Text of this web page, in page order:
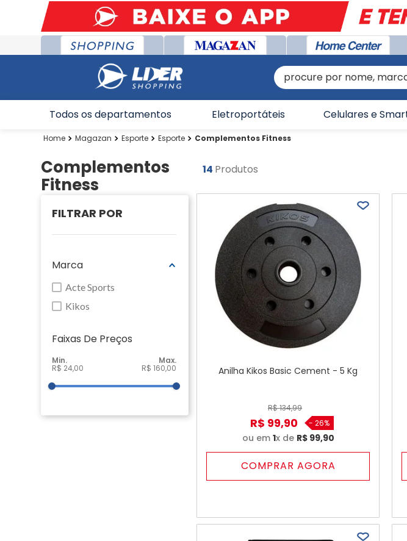
procure por nome, marca
Todos os departamentos Eletroportáteis Celulares e
Magazan Esporte Esporte Complementos Fitness
Complementos
Fitness
Marca
Acte Sports
Kikos
Faixas De Preço
R$ 24,00 R$ 160,00
14 Produtos
Anilha Kikos Basic Cement - 5 Kg
R$134,99
R$ 99,90 -26%
ou em 1x de R$ 99,90
COMPRAR AGORA